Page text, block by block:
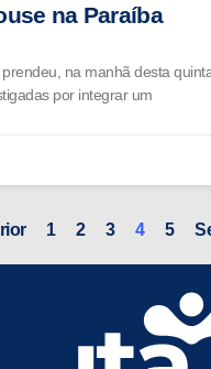
na Paraíba
prendeu, na manhã desta
por integrar um
1 2 3 4 5